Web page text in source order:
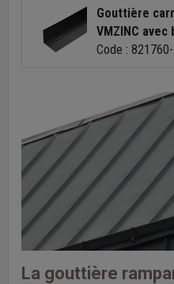
Gouttière
VMZINC avec
ép. 0,65 MM - 4
Code : 821760-
La gouttière